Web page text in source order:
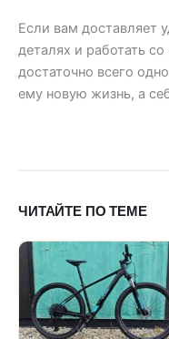
Если вам доставляет
деталях и работать
достаточно всего
ему новую жизнь, а
ЧИТАЙТЕ ПО ТЕМЕ